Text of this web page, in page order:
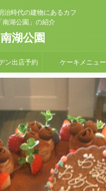
治時代の建物にあるカフ
湖公園」の紹介
湖公園
ン出店予約 ケーキメニュー